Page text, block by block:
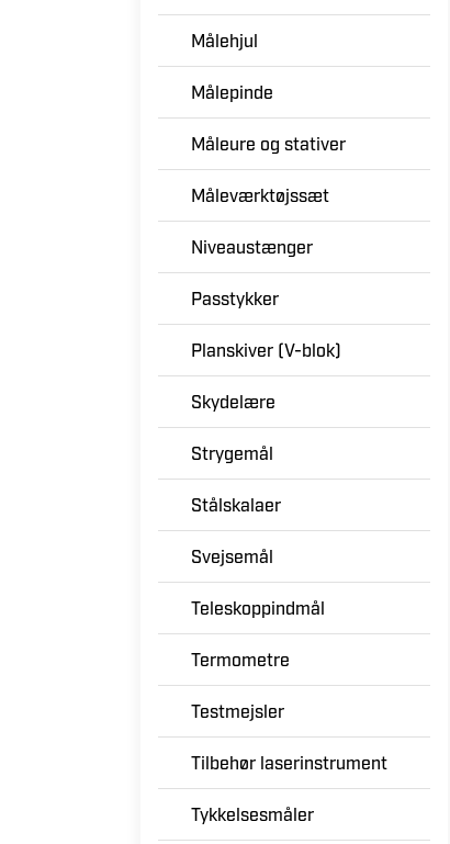
Målehjul
Målepinde
Måleure og stativer
Måleværktøjssæt
Niveaustænger
Passtykker
Planskiver (V-blok)
Skydelære
Strygemål
Stålskalaer
Svejsemål
Teleskoppindmål
Termometre
Testmejsler
Tilbehør laserinstrument
Tykkelsesmåler